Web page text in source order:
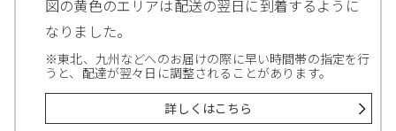
図の黄色のエリアは配送の翌日に到着するように
なりました。
※東北、九州などへのお届けの際に早い時間帯の指定を行
うと、配達が翌々日に調整されることがあります。
詳しくはこちら